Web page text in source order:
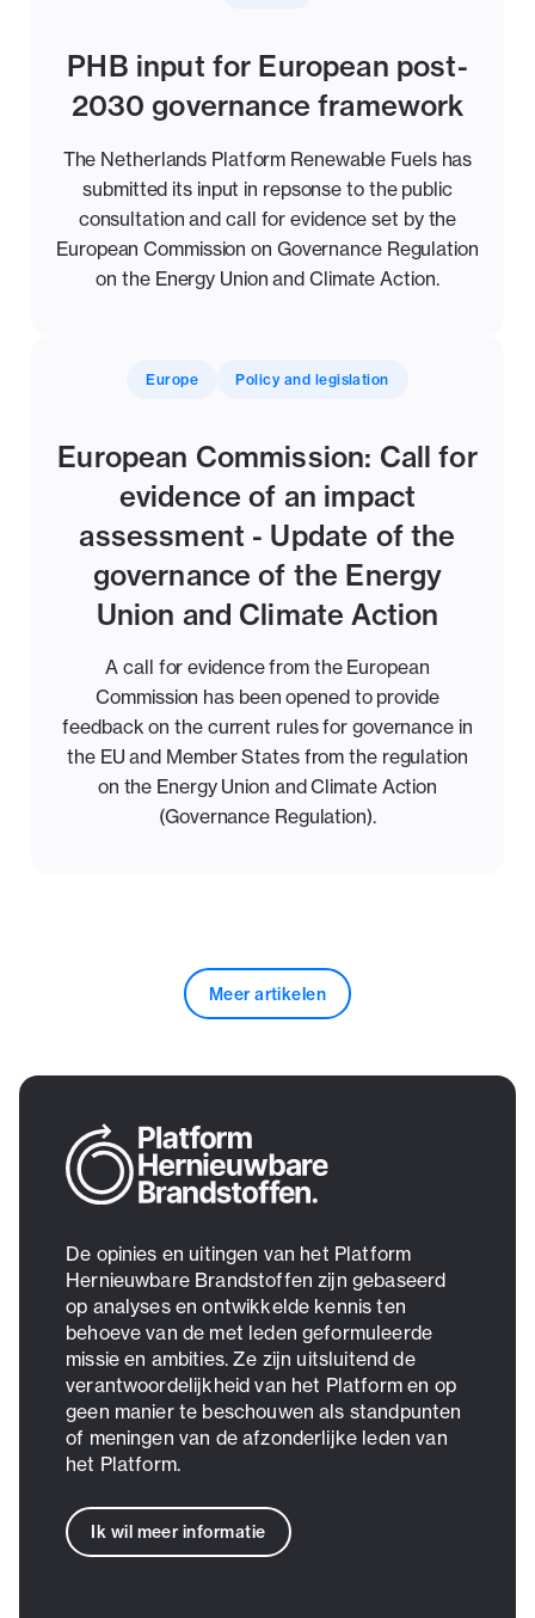
PHB input for European post-
2030 governance framework
The Netherlands Platform Renewable Fuels has
submitted its input in repsonse to the public
consultation and call for evidence set by the
European Commission on Governance Regulation
on the Energy Union and Climate Action.
Europe Policy and legislation
European Commission: Call for
evidence of an impact
assessment - Update of the
governance of the Energy
Union and Climate Action
A call for evidence from the European
Commission has been opened to provide
feedback on the current rules for governance in
the EU and Member States from the regulation
on the Energy Union and Climate Action
(Governance Regulation).
Meer artikelen
De opinies en uitingen van het Platform
Hernieuwbare Brandstoffen zijn gebaseerd
op analyses en ontwikkelde kennis ten
behoeve van de met leden geformuleerde
missie en ambities. Ze zijn uitsluitend de
verantwoordelijkheid van het Platform en op
geen manier te beschouwen als standpunten
of meningen van de afzonderlijke leden van
het Platform.
Ik wil meer informatie